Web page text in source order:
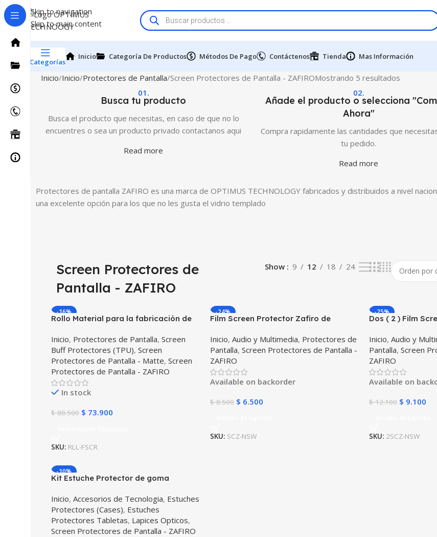
Skip to navigation
Skip to main content
Categorías
Inicio Categoría De Productos Métodos De Pago Contáctenos Tienda Mas Información
Inicio Inicio Protectores de Pantalla Screen Protectores de Pantalla - ZAFIROMostrando 5 resultados
01.
Busca tu producto
Busca el producto que necesitas, en caso de que no lo
encuentres o sea un producto privado contactanos aqui
Read more
02.
Añade el producto o selecciona
Ahora"
Compra rapidamente las cantidades que
tu pedido.
Read more
Protectores de pantalla ZAFIRO es una marca de OPTIMUS TECHNOLOGY fabricados y distribuidos a nivel
una excelente opción para los que no les gusta el vidrio templado
Screen Protectores de
Pantalla - ZAFIRO
Show 9 12 18 24
-16%
Rollo Material para la fabricación de
19x100cm Zafiro / Mate Anti Huella
Inicio, Protectores de Pantalla, Screen
Buff Protectores (TPU), Screen
Protectores de Pantalla - Matte, Screen
Protectores de Pantalla - ZAFIRO
In stock
$88.500 $ 73.900
SKU: RLL-FSCR
-24%
Film Screen Protector Zafiro de
Nintendo Switch
Inicio, Audio y Multimedia, Protectores de
Pantalla, Screen Protectores de Pantalla -
ZAFIRO
Available on backorder
$8.500 $ 6.500
SKU: SCZ-NSW
-25%
Dos ( 2 ) Film
Nintendo Switch
Inicio, Audio y
Pantalla, Screen
ZAFIRO
Available on
$12.100 $ 9.100
SKU: 2SCZ-NSW
-10%
Kit Estuche Protector de goma
Stylus Pen para Tablet Lenovo M10HD
3rd Generacion TB-328 2022
Inicio, Accesorios de Tecnologia, Estuches
Protectores (Cases), Estuches
Protectores Tabletas, Lapices Opticos,
Screen Protectores de Pantalla - ZAFIRO